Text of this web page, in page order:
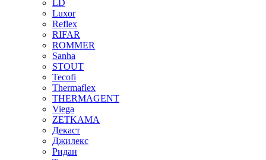
LD
Luxor
Reflex
RIFAR
ROMMER
Sanha
STOUT
Tecofi
Thermaflex
THERMAGENT
Viega
ZETKAMA
Декаст
Джилекс
Ридан